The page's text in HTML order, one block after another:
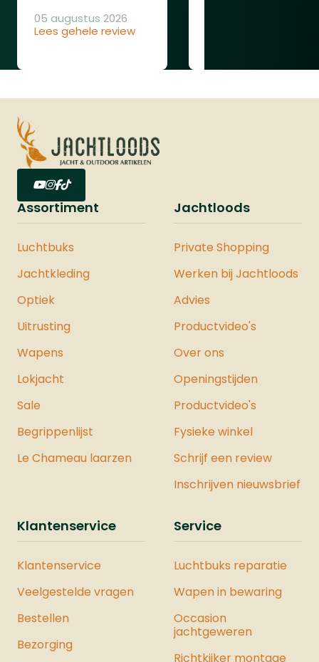
keuze voor de serieuze luchtbuks-
schutter die op zoek is naar
Lees gehele review
05 augustus 2026
Assortiment
Luchtbuks
Jachtkleding
Optiek
Uitrusting
Wapens
Lokjacht
Sale
Begrippenlijst
Le Chameau laarzen
Jachtloods
Private Shopping
Werken bij Jachtloods
Advies
Productvideo's
Over ons
Openingstijden
Productvideo's
Fysieke winkel
Schrijf een review
Inschrijven nieuwsbrief
Klantenservice
Klantenservice
Veelgestelde vragen
Bestellen
Bezorging
Service
Luchtbuks reparatie
Wapen in bewaring
Occasion
jachtgeweren
Richtkijker montage